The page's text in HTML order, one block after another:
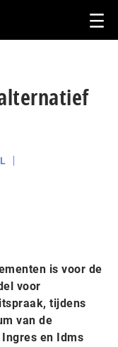
is voor de
voor
tijdens
van de
en Idms